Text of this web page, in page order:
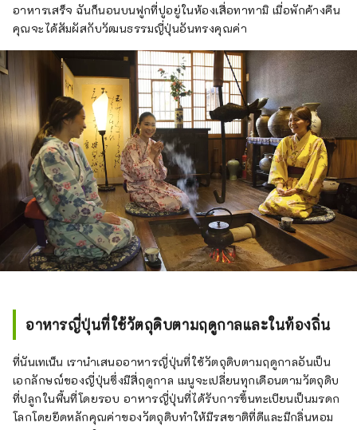
อาหารเสร็จ ฉันก็นอนบนฟูกที่ปูอยู่ในห้องเสื่อทาทามิ เมื่อพักค้างคืน
คุณจะได้สัมผัสกับวัฒนธรรมญี่ปุ่นอันทรงคุณค่า
อาหารญี่ปุ่นที่ใช้วัตถุดิบตามฤดูกาลและในท้องถิ่น
ที่นันเทเน็น เรานำเสนออาหารญี่ปุ่นที่ใช้วัตถุดิบตามฤดูกาลอันเป็น
เอกลักษณ์ของญี่ปุ่นซึ่งมีสี่ฤดูกาล เมนูจะเปลี่ยนทุกเดือนตามวัตถุดิบ
ที่ปลูกในพื้นที่โดยรอบ อาหารญี่ปุ่นที่ได้รับการขึ้นทะเบียนเป็นมรดก
โลกโดยยึดหลักคุณค่าของวัตถุดิบทำให้มีรสชาติที่ดีและมีกลิ่นหอม